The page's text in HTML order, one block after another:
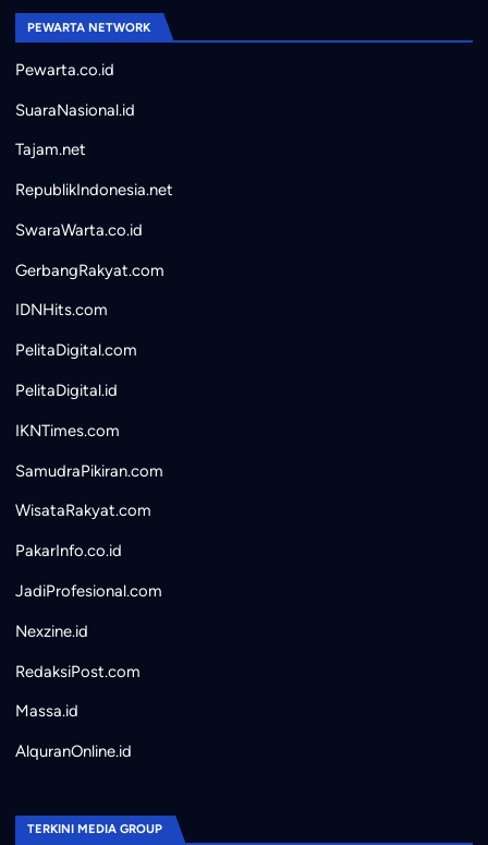
PEWARTA NETWORK
Pewarta.co.id
SuaraNasional.id
Tajam.net
RepublikIndonesia.net
SwaraWarta.co.id
GerbangRakyat.com
IDNHits.com
PelitaDigital.com
PelitaDigital.id
IKNTimes.com
SamudraPikiran.com
WisataRakyat.com
PakarInfo.co.id
JadiProfesional.com
Nexzine.id
RedaksiPost.com
Massa.id
AlquranOnline.id
TERKINI MEDIA GROUP